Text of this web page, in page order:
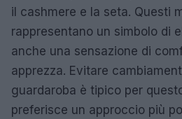
il cashmere e la seta. Questi
rappresentano un simbolo di
anche una sensazione di
apprezza. Evitare
guardaroba è tipico per
preferisce un approccio più